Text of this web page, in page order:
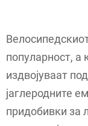
популарност, a
издвојуваат
јаглеродните
придобивки за